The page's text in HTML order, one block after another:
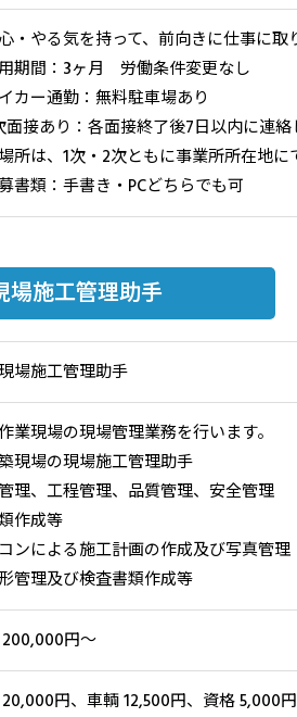
・やる気を持って、前向きに仕事に取
期間：3ヶ月 労働条件変更なし
カー通勤：無料駐車場あり
面接あり：各面接終了後7日以内に連絡
所は、1次・2次ともに事業所所在地に
書類：手書き・PCどちらでも可
場施工管理助手
場施工管理助手
業現場の現場管理業務を行います。
現場の現場施工管理助手
理、工程管理、品質管理、安全管理
作成等
ンによる施工計画の作成及び写真管理
管理及び検査書類作成等
円～
円、車輌 12,500円、資格 5,000